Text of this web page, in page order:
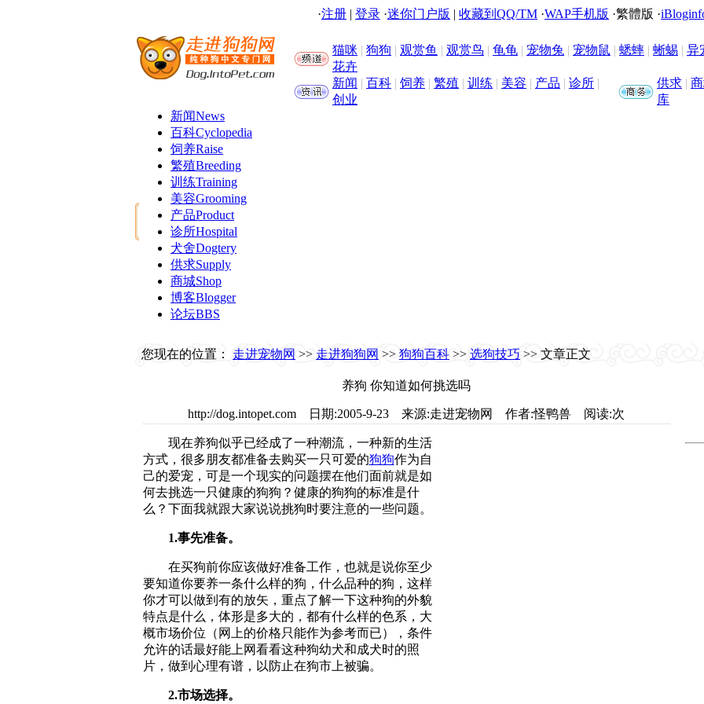
·注册 | 登录 ·迷你门户版 | 收藏到QQ/TM ·WAP手机版 ·繁體版 ·
猫咪 | 狗狗 | 观赏鱼 | 观赏鸟 | 龟龟 | 宠物兔 | 宠物鼠 | 蟋蟀 | 蜥蜴 | 异
花卉
新闻 | 百科 | 饲养 | 繁殖 | 训练 | 美容 | 产品 | 诊所 |
创业
供求 |
库
新闻News
百科Cyclopedia
饲养Raise
繁殖Breeding
训练Training
美容Grooming
产品Product
诊所Hospital
犬舍Dogtery
供求Supply
商城Shop
博客Blogger
论坛BBS
您现在的位置： 走进宠物网 >> 走进狗狗网 >> 狗狗百科 >> 选狗技巧 >> 文章正文
养狗 你知道如何挑选吗
http://dog.intopet.com 日期:2005-9-23 来源:走进宠物网 作者:怪鸭兽 阅读:次
现在养狗似乎已经成了一种潮流，一种新的生活
方式，很多朋友都准备去购买一只可爱的狗狗作为自
己的爱宠，可是一个现实的问题摆在他们面前就是如
何去挑选一只健康的狗狗？健康的狗狗的标准是什
么？下面我就跟大家说说挑狗时要注意的一些问题。
1.事先准备。
在买狗前你应该做好准备工作，也就是说你至少
要知道你要养一条什么样的狗，什么品种的狗，这样
你才可以做到有的放矢，重点了解一下这种狗的外貌
特点是什么，体形是多大的，都有什么样的色系，大
概市场价位（网上的价格只能作为参考而已），条件
允许的话最好能上网看看这种狗幼犬和成犬时的照
片，做到心理有谱，以防止在狗市上被骗。
2.市场选择。